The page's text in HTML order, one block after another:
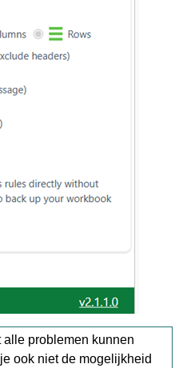
problemen kunnen
ook niet de mogelijkheid